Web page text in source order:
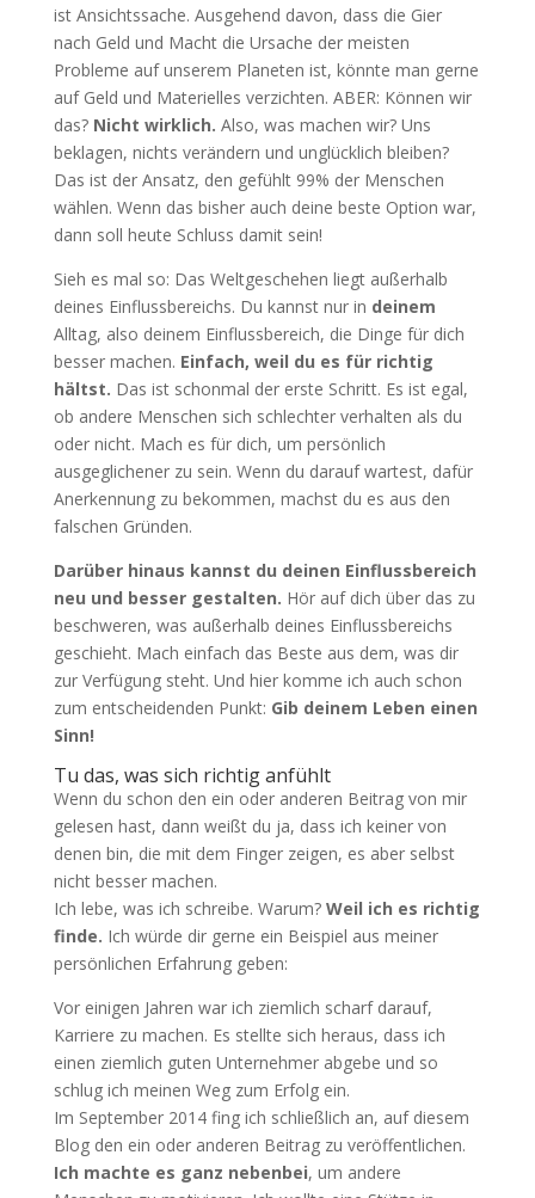
ist Ansichtssache. Ausgehend davon, dass die Gier
nach Geld und Macht die Ursache der meisten
Probleme auf unserem Planeten ist, könnte man gerne
auf Geld und Materielles verzichten. ABER: Können wir
das? Nicht wirklich. Also, was machen wir? Uns
beklagen, nichts verändern und unglücklich bleiben?
Das ist der Ansatz, den gefühlt 99% der Menschen
wählen. Wenn das bisher auch deine beste Option war,
dann soll heute Schluss damit sein!
Sieh es mal so: Das Weltgeschehen liegt außerhalb
deines Einflussbereichs. Du kannst nur in deinem
Alltag, also deinem Einflussbereich, die Dinge für dich
besser machen. Einfach, weil du es für richtig
hältst. Das ist schonmal der erste Schritt. Es ist egal,
ob andere Menschen sich schlechter verhalten als du
oder nicht. Mach es für dich, um persönlich
ausgeglichener zu sein. Wenn du darauf wartest, dafür
Anerkennung zu bekommen, machst du es aus den
falschen Gründen.
Darüber hinaus kannst du deinen Einflussbereich
neu und besser gestalten. Hör auf dich über das zu
beschweren, was außerhalb deines Einflussbereichs
geschieht. Mach einfach das Beste aus dem, was dir
zur Verfügung steht. Und hier komme ich auch schon
zum entscheidenden Punkt: Gib deinem Leben einen
Sinn!
Tu das, was sich richtig anfühlt
Wenn du schon den ein oder anderen Beitrag von mir
gelesen hast, dann weißt du ja, dass ich keiner von
denen bin, die mit dem Finger zeigen, es aber selbst
nicht besser machen.
Ich lebe, was ich schreibe. Warum? Weil ich es richtig
finde. Ich würde dir gerne ein Beispiel aus meiner
persönlichen Erfahrung geben:
Vor einigen Jahren war ich ziemlich scharf darauf,
Karriere zu machen. Es stellte sich heraus, dass ich
einen ziemlich guten Unternehmer abgebe und so
schlug ich meinen Weg zum Erfolg ein.
Im September 2014 fing ich schließlich an, auf diesem
Blog den ein oder anderen Beitrag zu veröffentlichen.
Ich machte es ganz nebenbei, um andere